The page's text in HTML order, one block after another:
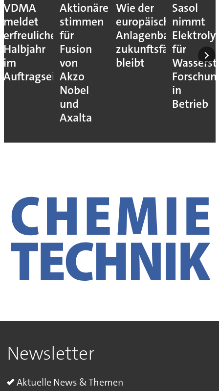
VDMA
meldet
erfreuliches
Halbjahr
im
Auftragseingang
Aktionäre
stimmen
für
Fusion
von
Akzo
Nobel
und
Axalta
Wie der
europäische
Anlagenbau
zukunftsfähig
bleibt
Sasol
nimmt
für
in
Betrieb
Newsletter
Aktuelle News & Themen